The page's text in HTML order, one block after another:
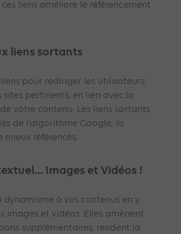
ces liens améliore le référencement
liens sortants
pour rediriger les utilisateurs
sites pertinents, en lien avec la
votre contenu. Les liens sortants
de l’algorithme Google, ils
mieux référencés.
Images et Vidéos !
à vos contenus en y
images et vidéos. Elles amènent
supplémentaires, rendent la